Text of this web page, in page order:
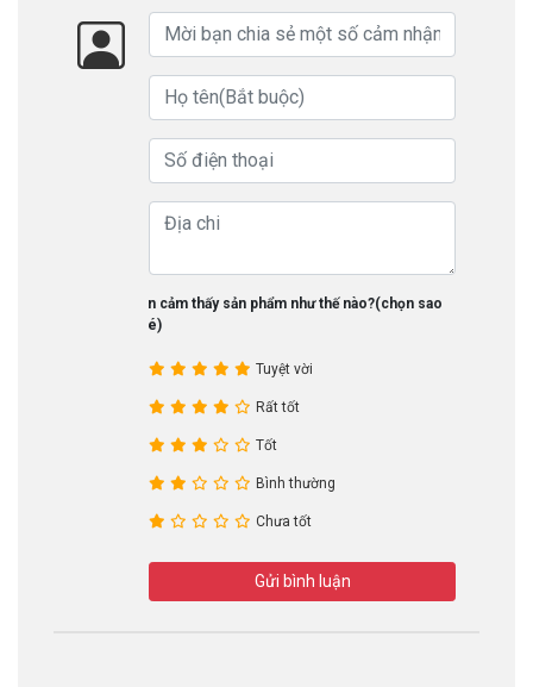
Bạn cảm thấy sản phẩm như thế nào?(chọn sao
nhé)
Tuyệt vời
Rất tốt
Tốt
Bình thường
Chưa tốt
Gửi bình luận